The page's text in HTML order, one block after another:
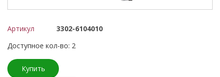
Артикул
3302-6104010
Доступное кол-во: 2
Купить